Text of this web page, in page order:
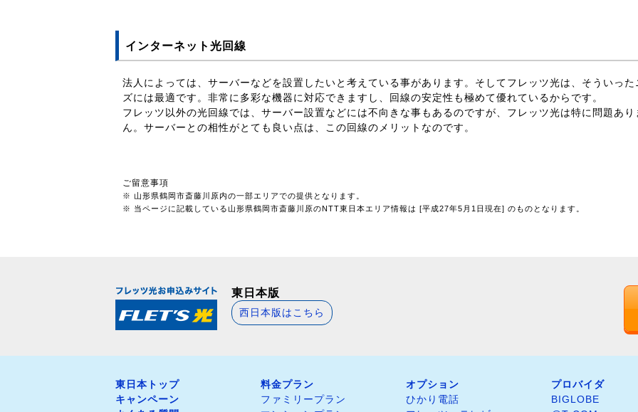
インターネット光回線
法人によっては、サーバーなどを設置したいと考えている事があります。そしてフレッツ光は、そういった
ズには最適です。非常に多彩な機器に対応できますし、回線の安定性も極めて優れているからです。
フレッツ以外の光回線では、サーバー設置などには不向きな事もあるのですが、フレッツ光は特に問題あり
ん。サーバーとの相性がとても良い点は、この回線のメリットなのです。
ご留意事項
※ 山形県鶴岡市斎藤川原内の一部エリアでの提供となります。
※ 当ページに記載している山形県鶴岡市斎藤川原のNTT東日本エリア情報は [平成27年5月1日現在] のものとなります。
東日本版
西日本版はこちら
東日本トップ
キャンペーン
料金プラン
ファミリープラン
オプション
ひかり電話
プロバイダ
BIGLOBE